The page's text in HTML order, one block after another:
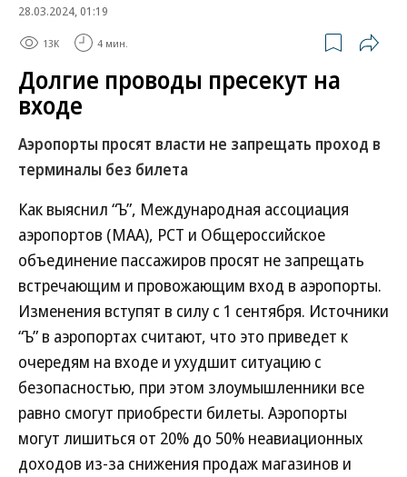
28.03.2024, 01:19
13K 4 мин.
Долгие проводы пресекут на
входе
Аэропорты просят власти не запрещать проход в
терминалы без билета
Как выяснил “Ъ”, Международная ассоциация
аэропортов (МАА), РСТ и Общероссийское
объединение пассажиров просят не запрещать
встречающим и провожающим вход в аэропорты.
Изменения вступят в силу с 1 сентября. Источники
“Ъ” в аэропортах считают, что это приведет к
очередям на входе и ухудшит ситуацию с
безопасностью, при этом злоумышленники все
равно смогут приобрести билеты. Аэропорты
могут лишиться от 20% до 50% неавиационных
доходов из-за снижения продаж магазинов и